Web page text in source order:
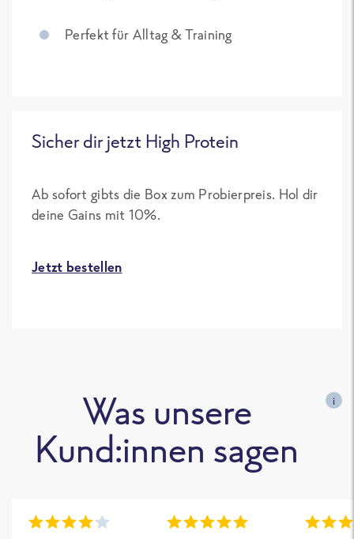
Perfekt für Alltag & Training
Sicher dir jetzt High Protein
Ab sofort gibts die Box zum Probierpreis. Hol dir
deine Gains mit 10%.
Jetzt bestellen
Was unsere
Kund:innen sagen
i